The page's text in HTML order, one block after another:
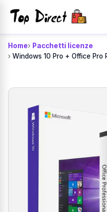
Home
Pacchetti licenze
Windows 10 Pro + Office Pro